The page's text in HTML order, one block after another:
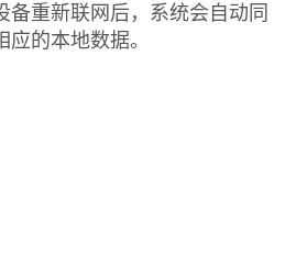
备重新联网后，系统会自动同
应的本地数据。